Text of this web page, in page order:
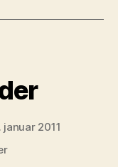
januar 2011
til